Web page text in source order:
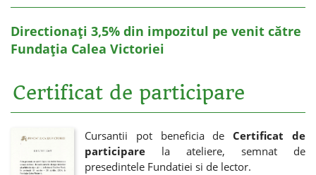
Directionați 3,5% din impozitul pe venit către
Fundația Calea Victoriei
Certificat de participare
Cursantii pot beneficia de Certificat de
participare la ateliere, semnat de
presedintele Fundatiei si de lector.